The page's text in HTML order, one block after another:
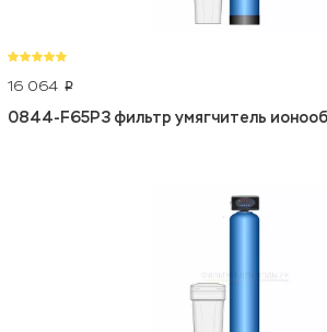
16 064 p
0844-F65P3 фильтр умягчитель